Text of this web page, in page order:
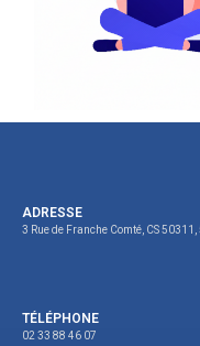
ADRESSE
3 Rue de Franche Comté, CS
TÉLÉPHONE
02 33 88 46 07